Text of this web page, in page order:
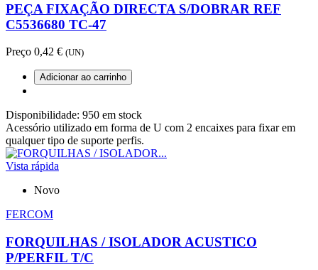
PEÇA FIXAÇÃO DIRECTA S/DOBRAR REF
C5536680 TC-47
Preço 0,42 € (UN)
Adicionar ao carrinho
Disponibilidade: 950 em stock
Acessório utilizado em forma de U com 2 encaixes para fixar em
qualquer tipo de suporte perfis.
Vista rápida
Novo
FERCOM
FORQUILHAS / ISOLADOR ACUSTICO
P/PERFIL T/C